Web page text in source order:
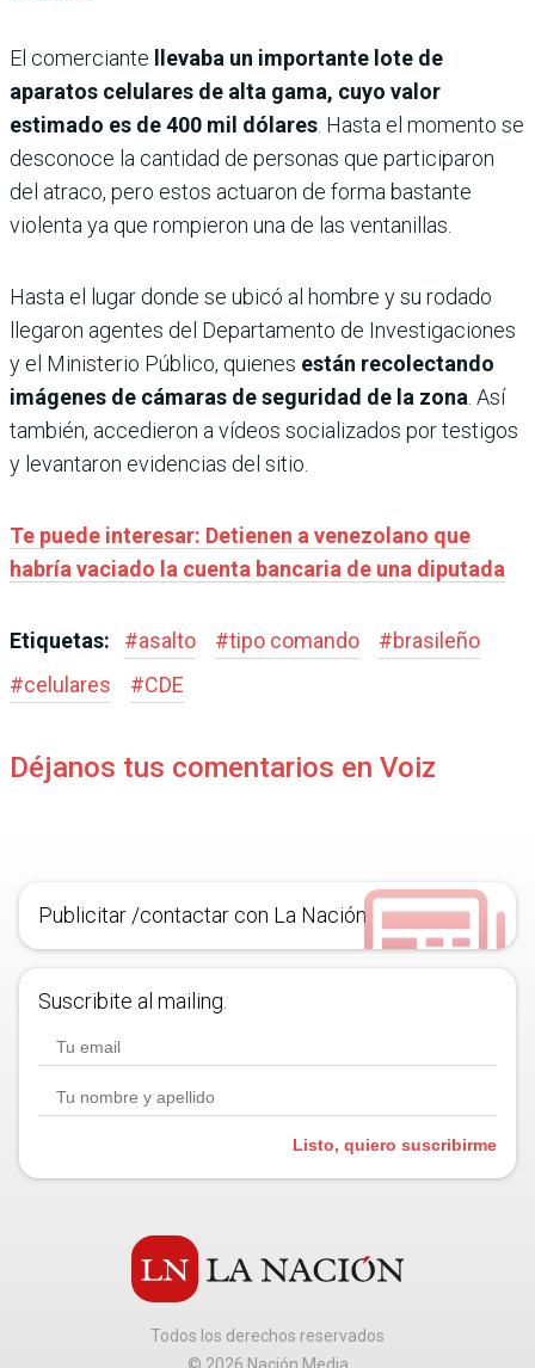
El comerciante llevaba un importante lote de
aparatos celulares de alta gama, cuyo valor
estimado es de 400 mil dólares . Hasta el momento se
desconoce la cantidad de personas que participaron
del atraco, pero estos actuaron de forma bastante
violenta ya que rompieron una de las ventanillas.
Hasta el lugar donde se ubicó al hombre y su rodado
llegaron agentes del Departamento de Investigaciones
y el Ministerio Público, quienes están recolectando
imágenes de cámaras de seguridad de la zona . Así
también, accedieron a vídeos socializados por testigos
y levantaron evidencias del sitio.
Te puede interesar: Detienen a venezolano que
habría vaciado la cuenta bancaria de una diputada
Etiquetas: #asalto #tipo comando #brasileño
#celulares #CDE
Déjanos tus comentarios en Voiz
Publicitar /contactar con La Nación
Suscribite al mailing.
Listo, quiero suscribirme
Todos los derechos reservados